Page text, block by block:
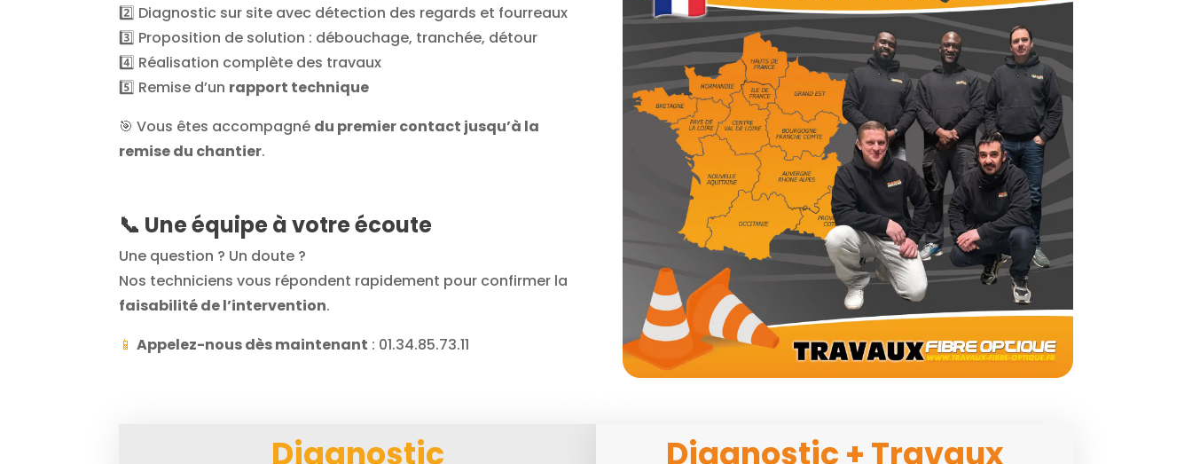
2️⃣ Diagnostic sur site avec détection des regards et fourreaux
3️⃣ Proposition de solution : débouchage, tranchée, détour
4️⃣ Réalisation complète des travaux
5️⃣ Remise d’un rapport technique
🎯 Vous êtes accompagné du premier contact jusqu’à la
remise du chantier.
📞 Une équipe à votre écoute
Une question ? Un doute ?
Nos techniciens vous répondent rapidement pour confirmer la
faisabilité de l’intervention.
📱Appelez-nous dès maintenant : 01.34.85.73.11
Diagnostic Diagnostic + Travaux